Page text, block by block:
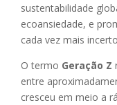
sustentabilidade
ecoansiedade, e
cada vez mais
O termo Geração Z
entre
cresceu em meio a